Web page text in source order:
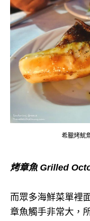
希臘烤魷
烤章魚 Grilled
而眾多海鮮菜單裡
章魚觸手非常大，